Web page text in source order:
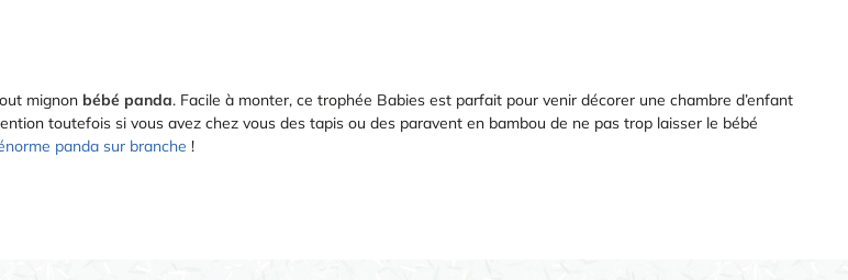
mignon bébé panda. Facile à monter, ce trophée Babies est parfait pour venir décorer une chambre d’enfant
toutefois si vous avez chez vous des tapis ou des paravent en bambou de ne pas trop laisser le bébé
panda sur branche !